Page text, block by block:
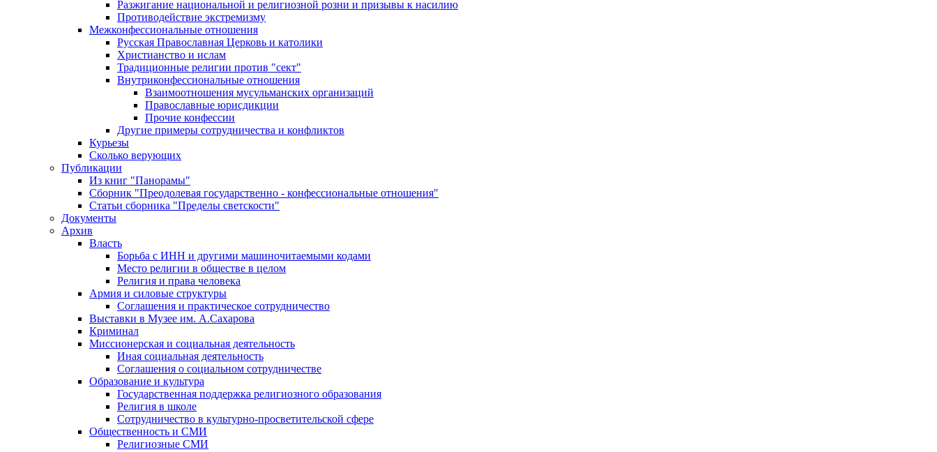
Разжигание национальной и религиозной розни и призывы к насилию
Противодействие экстремизму
Межконфессиональные отношения
Русская Православная Церковь и католики
Христианство и ислам
Традиционные религии против "сект"
Внутриконфессиональные отношения
Взаимоотношения мусульманских организаций
Православные юрисдикции
Прочие конфессии
Другие примеры сотрудничества и конфликтов
Курьезы
Сколько верующих
Публикации
Из книг "Панорамы"
Сборник "Преодолевая государственно - конфессиональные отношения"
Статьи сборника "Пределы светскости"
Документы
Архив
Власть
Борьба с ИНН и другими машиночитаемыми кодами
Место религии в обществе в целом
Религия и права человека
Армия и силовые структуры
Соглашения и практическое сотрудничество
Выставки в Музее им. А.Сахарова
Криминал
Миссионерская и социальная деятельность
Иная социальная деятельность
Соглашения о социальном сотрудничестве
Образование и культура
Государственная поддержка религиозного образования
Религия в школе
Сотрудничество в культурно-просветительской сфере
Общественность и СМИ
Религиозные СМИ